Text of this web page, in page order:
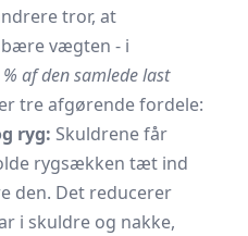
tror, at
vægten - i
af den samlede last
tre afgørende fordele:
ryg: Skuldrene får
rygsækken tæt ind
den. Det reducerer
i skuldre og nakke,